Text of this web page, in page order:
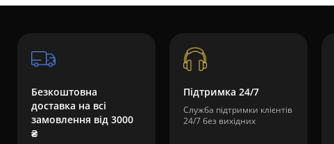
Безкоштовна
доставка на всі
замовлення від 3000
₴
Підтримка 24/7
Служба підтримки клієнтів
24/7 без вихідних